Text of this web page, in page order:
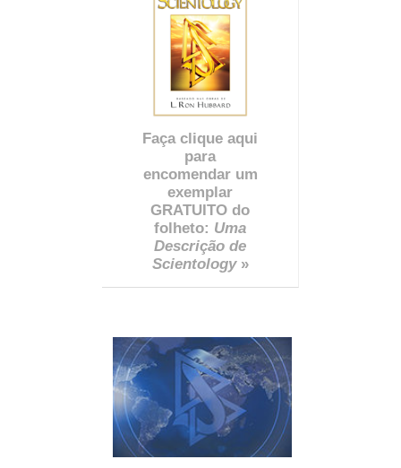
Faça clique aqui
para
encomendar um
exemplar
GRATUITO do
folheto: Uma
Descrição de
Scientology»